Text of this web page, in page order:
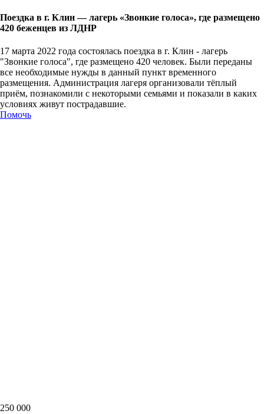
Поездка в г. Клин — лагерь «Звонкие голоса», где размещено
420 беженцев из ЛДНР
17 марта 2022 года состоялась поездка в г. Клин - лагерь
"Звонкие голоса", где размещено 420 человек. Были переданы
все необходимые нужды в данный пункт временного
размещения. Администрация лагеря организовали тёплый
приём, познакомили с некоторыми семьями и показали в каких
условиях живут пострадавшие.
Помочь
250 000